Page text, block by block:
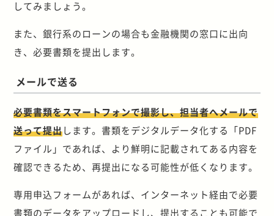
してみましょう。
また、銀行系のローンの場合も金融機関の窓口に出向
き、必要書類を提出します。
メールで送る
必要書類をスマートフォンで撮影し、担当者へメールで
送って提出します。書類をデジタルデータ化する「PDF
ファイル」であれば、より鮮明に記載されてある内容を
確認できるため、再提出になる可能性が低くなります。
専用申込フォームがあれば、インターネット経由で必要
書類のデータをアップロードし、提出することも可能で